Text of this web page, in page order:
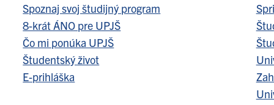
Spoznaj svoj študijný program
8-krát ÁNO pre UPJŠ
Čo mi ponúka UPJŠ
Študentský život
E-prihláška